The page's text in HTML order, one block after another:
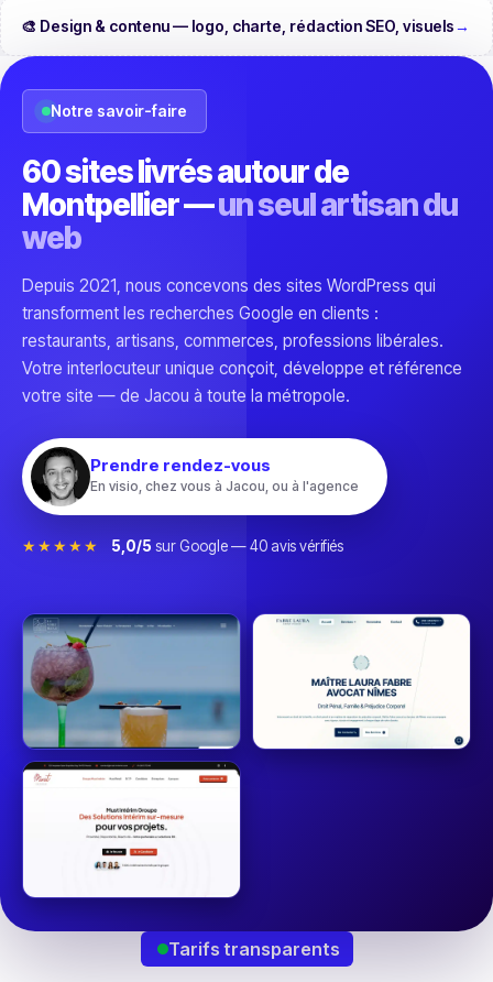
🎨 Design & contenu — logo, charte, rédaction SEO, visuels→
Notre savoir-faire
60 sites livrés autour de
Montpellier —un seul artisan du
web
Depuis 2021, nous concevons des sites WordPress qui
transforment les recherches Google en clients :
restaurants, artisans, commerces, professions libérales.
Votre interlocuteur unique conçoit, développe et référence
votre site — de Jacou à toute la métropole.
Prendre rendez-vous
En visio, chez vous à Jacou, ou à l'agence
★★★★★ 5,0/5 sur Google —40avis vérifiés
Tarifs transparents